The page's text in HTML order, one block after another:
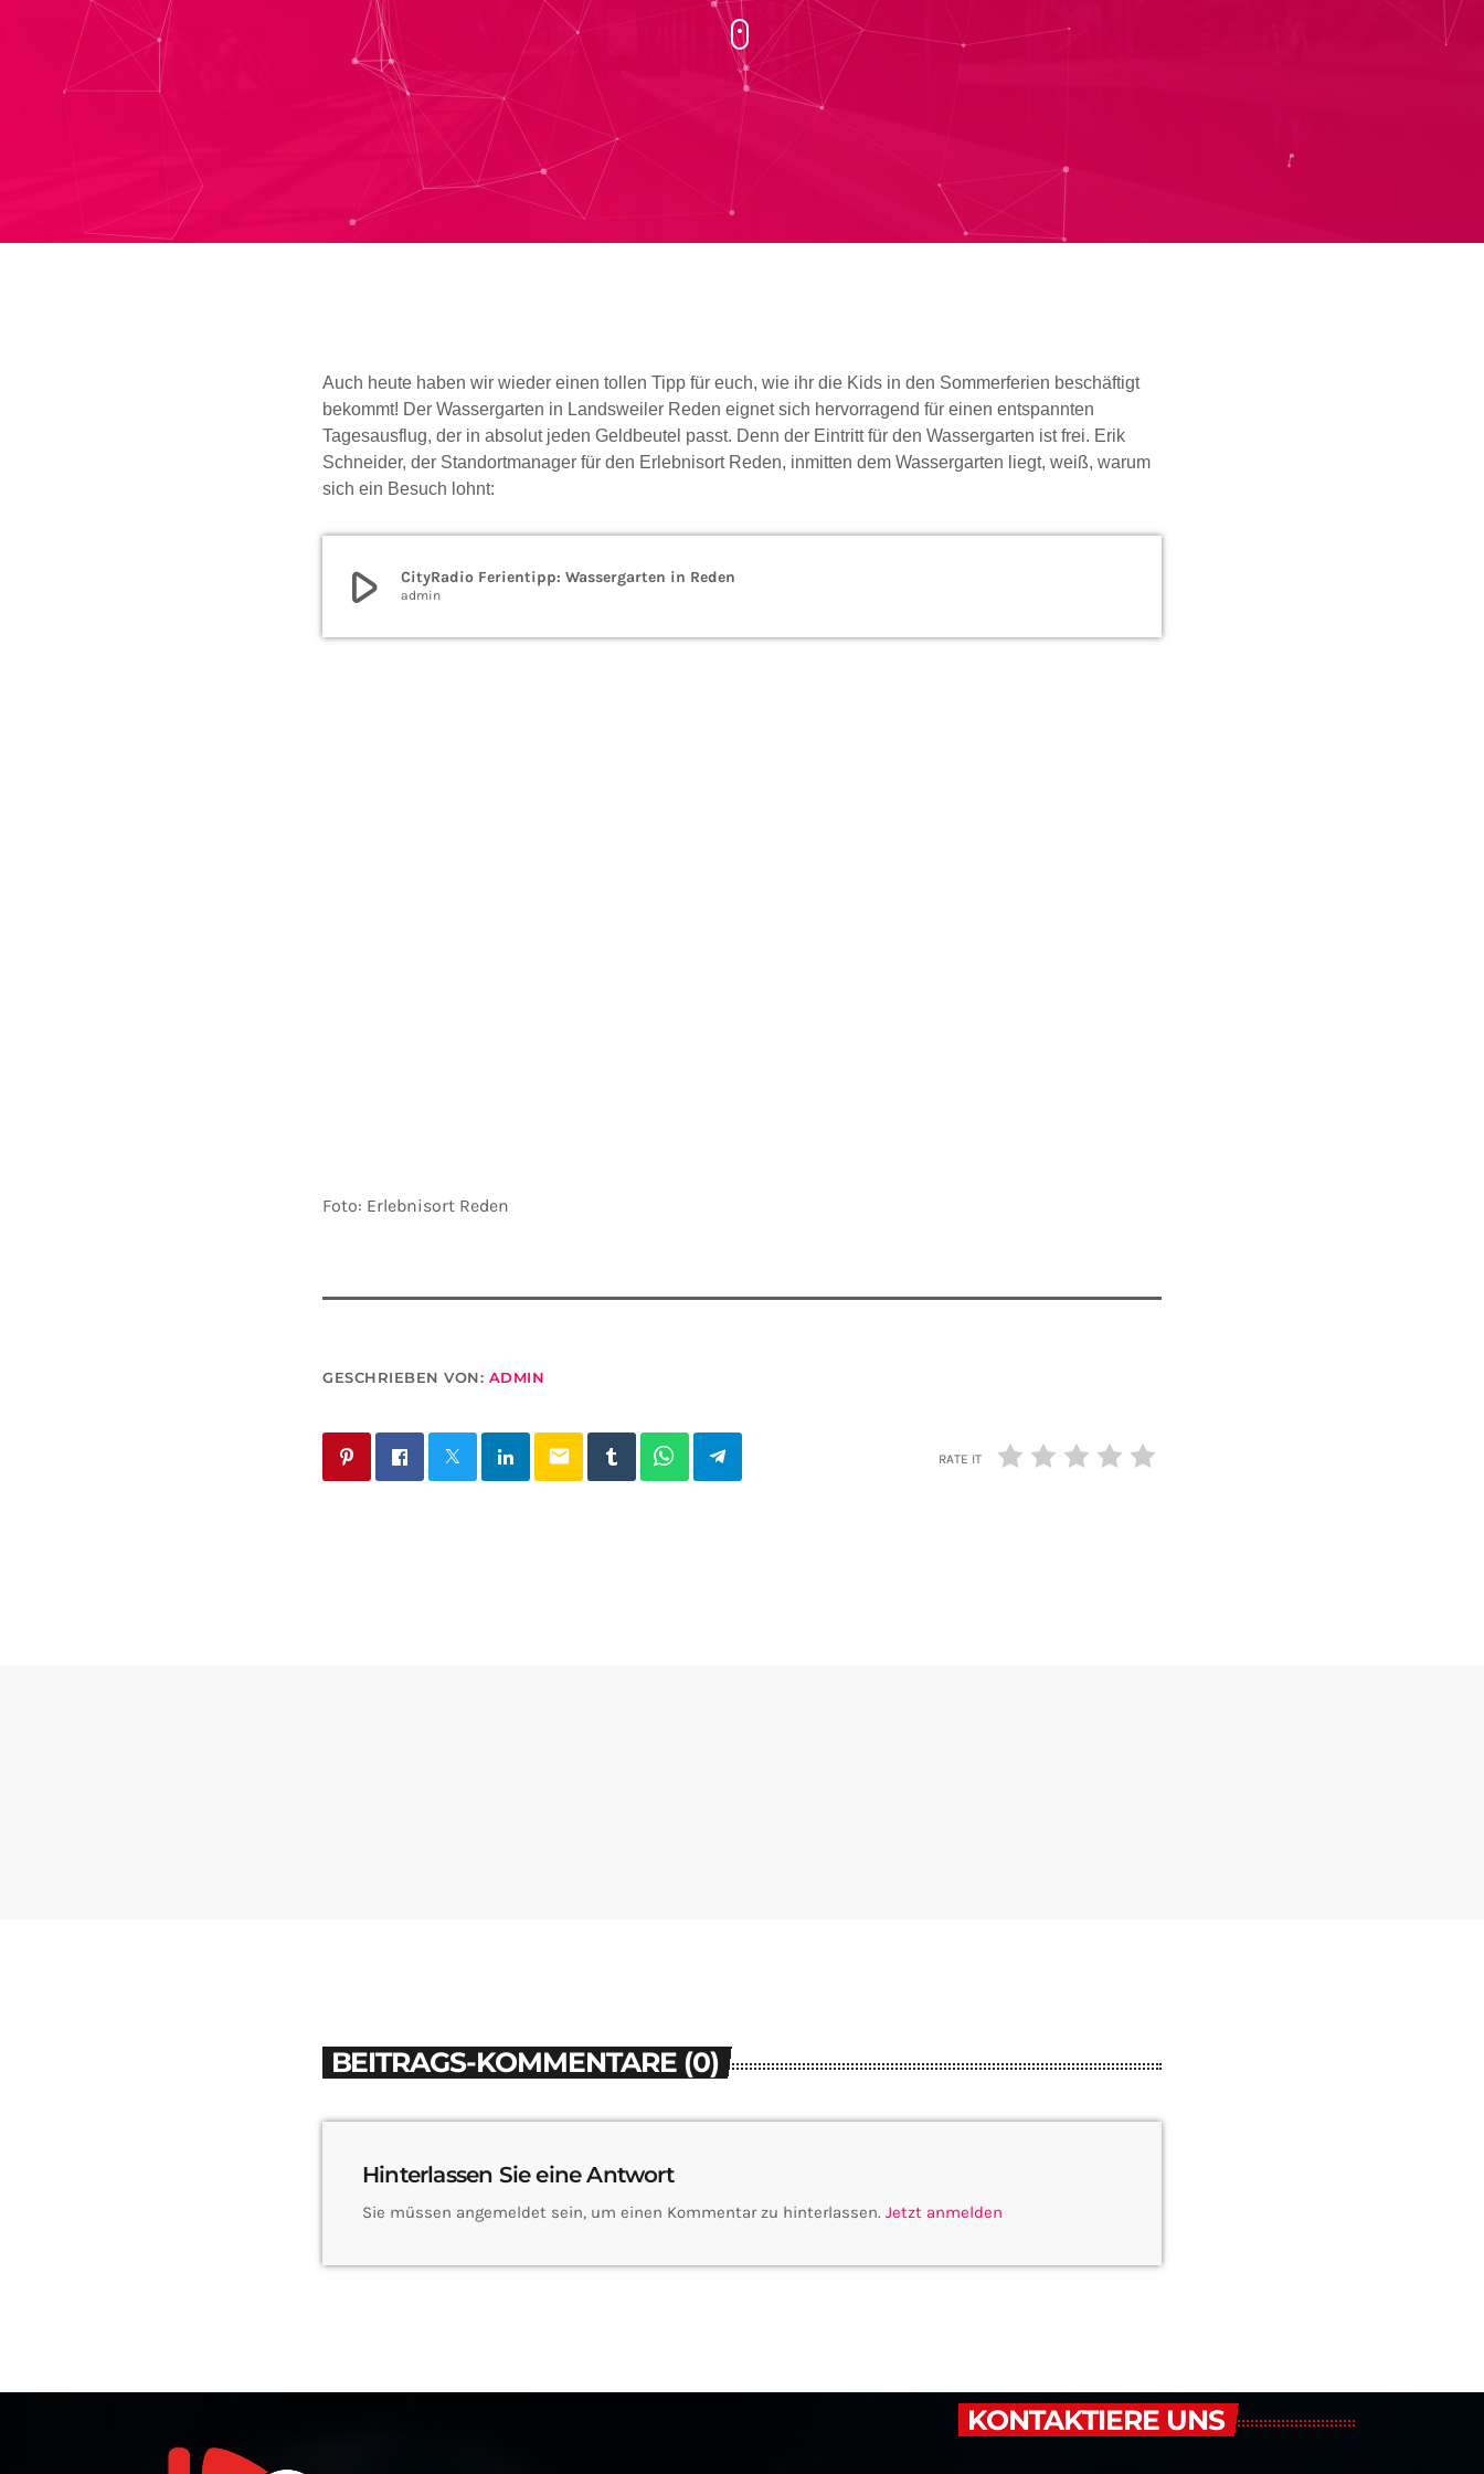
Auch heute haben wir wieder einen tollen Tipp für euch, wie ihr die Kids in den Sommerferien beschäftigt
bekommt! Der Wassergarten in Landsweiler Reden eignet sich hervorragend für einen entspannten
Tagesausflug, der in absolut jeden Geldbeutel passt. Denn der Eintritt für den Wassergarten ist frei. Erik
Schneider, der Standortmanager für den Erlebnisort Reden, inmitten dem Wassergarten liegt, weiß, warum
sich ein Besuch lohnt:
play_arrow CityRadio Ferientipp: Wassergarten in Reden
admin
Foto: Erlebnisort Reden
GESCHRIEBEN VON: ADMIN
email RATE IT
BEITRAGS-KOMMENTARE (0)
Hinterlassen Sie eine Antwort
Sie müssen angemeldet sein, um einen Kommentar zu hinterlassen. Jetzt anmelden
KONTAKTIERE UNS